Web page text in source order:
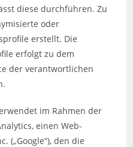
diese durchführen. Zu
oder
erstellt. Die
erfolgt zu dem
der verantwortlichen
im Rahmen der
einen Web-
(„Google“), den die